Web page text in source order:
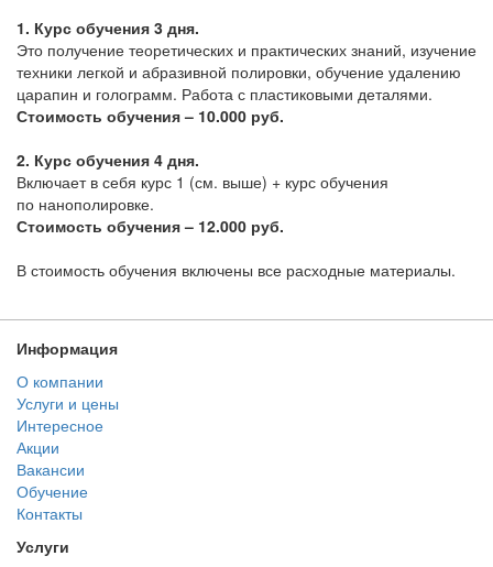
1. Курс обучения 3 дня.
Это получение теоретических и практических знаний, изучение
техники легкой и абразивной полировки, обучение удалению
царапин и голограмм. Работа с пластиковыми деталями.
Стоимость обучения – 10.000 руб.
2. Курс обучения 4 дня.
Включает в себя курс 1 (см. выше) + курс обучения
по нанополировке.
Стоимость обучения – 12.000 руб.
В стоимость обучения включены все расходные материалы.
Информация
О компании
Услуги и цены
Интересное
Акции
Вакансии
Обучение
Контакты
Услуги